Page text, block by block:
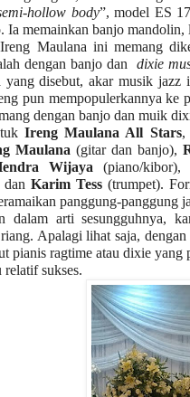
hollow body”, model ES
Ia memainkan banjo mandolin,
Maulana ini memang
dengan banjo dan dixie
yang disebut, akar musik
pun mempopulerkannya
dengan banjo dan muik
Ireng Maulana All Stars,
Maulana (gitar dan banjo),
Wijaya (piano/kibor),
dan Karim Tess(trumpet).
panggung-panggung
dalam arti sesungguhnya,
riang. Apalagi lihat saja, dengan
pianis ragtime atau dixie
sukses.